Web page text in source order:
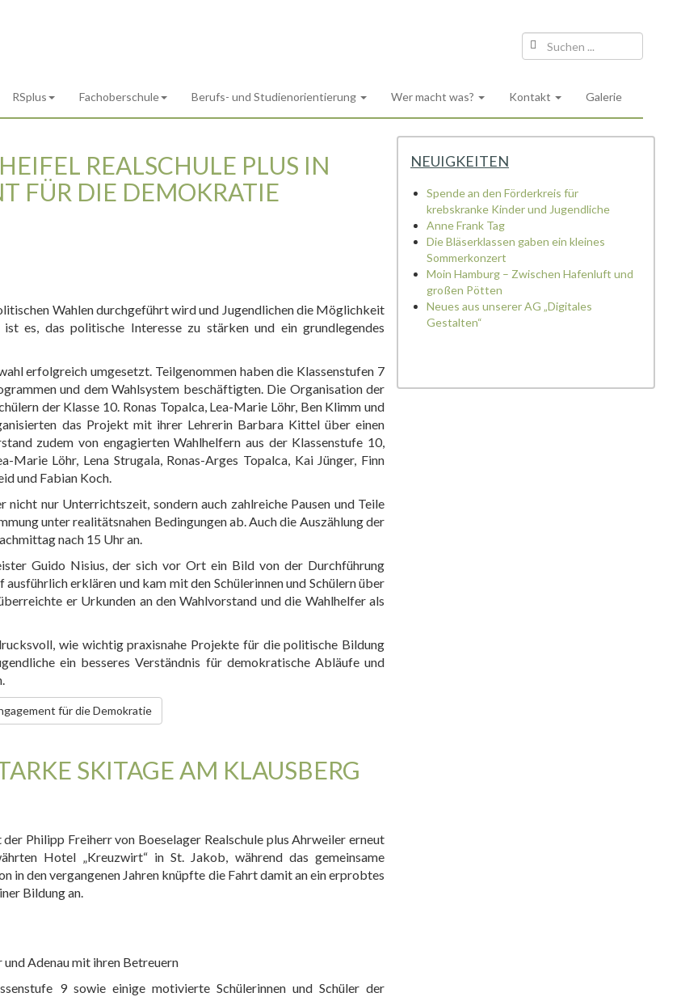
RSplus Fachoberschule Berufs- und Studienorientierung Wer macht was? Kontakt Galerie
REALSCHULE PLUS IN
FÜR DIE DEMOKRATIE
Wahlen durchgeführt wird und Jugendlichen die Möglichkeit
es, das politische Interesse zu stärken und ein grundlegendes
erfolgreich umgesetzt. Teilgenommen haben die Klassenstufen 7
und dem Wahlsystem beschäftigten. Die Organisation der
der Klasse 10. Ronas Topalca, Lea-Marie Löhr, Ben Klimm und
das Projekt mit ihrer Lehrerin Barbara Kittel über einen
zudem von engagierten Wahlhelfern aus der Klassenstufe 10,
Löhr, Lena Strugala, Ronas-Arges Topalca, Kai Jünger, Finn
und Fabian Koch.
nur Unterrichtszeit, sondern auch zahlreiche Pausen und Teile
unter realitätsnahen Bedingungen ab. Auch die Auszählung der
nach 15 Uhr an.
Guido Nisius, der sich vor Ort ein Bild von der Durchführung
erklären und kam mit den Schülerinnen und Schülern über
er Urkunden an den Wahlvorstand und die Wahlhelfer als
wie wichtig praxisnahe Projekte für die politische Bildung
ein besseres Verständnis für demokratische Abläufe und
für die Demokratie
SKITAGE AM KLAUSBERG
Philipp Freiherr von Boeselager Realschule plus Ahrweiler erneut
Hotel „Kreuzwirt“ in St. Jakob, während das gemeinsame
in den vergangenen Jahren knüpfte die Fahrt damit an ein erprobtes
Bildung an.
Adenau mit ihren Betreuern
9 sowie einige motivierte Schülerinnen und Schüler der
NEUIGKEITEN
Spende an den Förderkreis für
krebskranke Kinder und Jugendliche
Anne Frank Tag
Die Bläserklassen gaben ein kleines
Sommerkonzert
Moin Hamburg – Zwischen Hafenluft und
großen Pötten
Neues aus unserer AG „Digitales
Gestalten“